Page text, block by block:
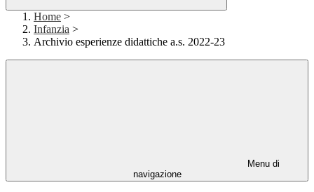
Home >
Infanzia >
Archivio esperienze didattiche a.s. 2022-23
Menu di
navigazione